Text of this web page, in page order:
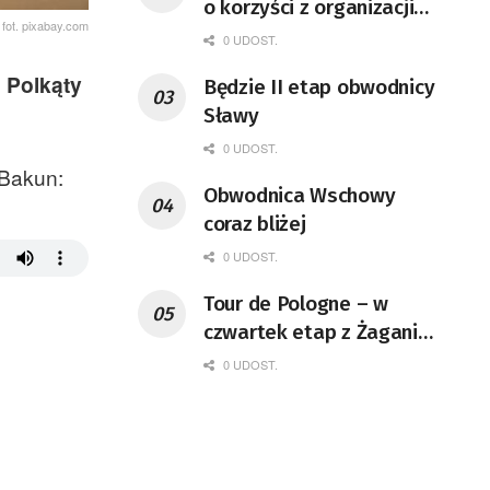
fot. pixabay.com
Polkąty
o korzyści z organizacji
mety Tour de Pologne
0 UDOST.
Będzie II etap obwodnicy
Sławy
0 UDOST.
Obwodnica Wschowy
coraz bliżej
0 UDOST.
Tour de Pologne – w
czwartek etap z Żagania
do Karpacza
0 UDOST.